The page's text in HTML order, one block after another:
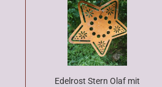
Edelrost Stern Olaf mit